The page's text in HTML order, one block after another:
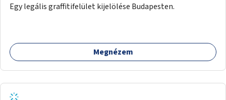
Egy legális graffitifelület kijelölése Budapesten.
Megnézem